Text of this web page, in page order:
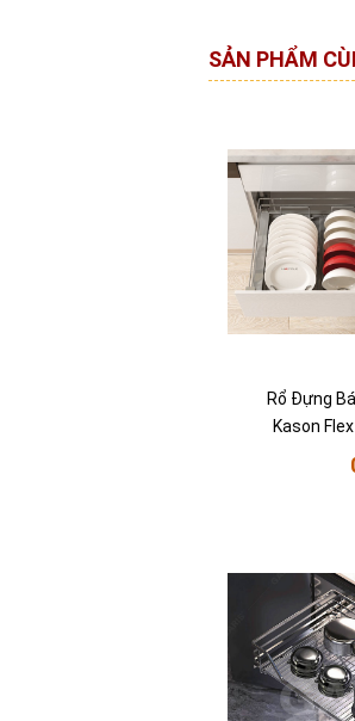
SẢN PHẨM
Rổ Đựng
Kason